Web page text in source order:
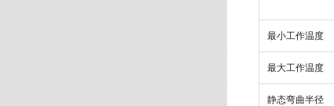
最小工作温度
最大工作温度
静态弯曲半径